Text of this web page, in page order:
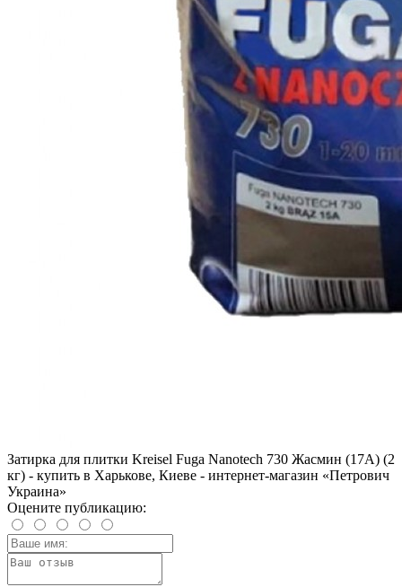
Затирка для плитки Kreisel Fuga Nanotech 730 Жасмин (17А) (2
кг) - купить в Харькове, Киеве - интернет-магазин «Петрович
Украина»
Оцените публикацию: